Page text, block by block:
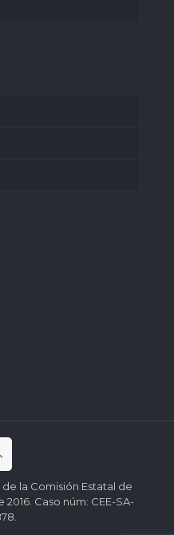
la Comisión Estatal de
Caso núm: CEE-SA-